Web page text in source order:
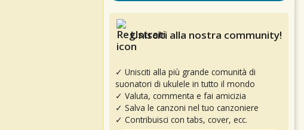
Unisciti alla nostra community!
✓ Unisciti alla più grande comunità di
suonatori di ukulele in tutto il mondo
✓ Valuta, commenta e fai amicizia
✓ Salva le canzoni nel tuo canzoniere
✓ Contribuisci con tabs, cover, ecc.